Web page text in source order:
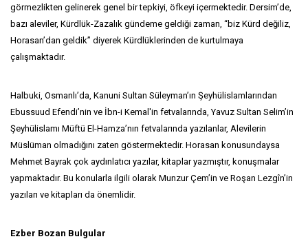
görmezlikten gelinerek genel bir tepkiyi, öfkeyi içermektedir. Dersim’de,
bazı aleviler, Kürdlük-Zazalık gündeme geldiği zaman, “biz Kürd değiliz,
Horasan’dan geldik” diyerek Kürdlüklerinden de kurtulmaya
çalışmaktadır.
Halbuki, Osmanlı’da, Kanuni Sultan Süleyman’ın Şeyhülislamlarından
Ebussuud Efendi’nin ve İbn-i Kemal'in fetvalarında, Yavuz Sultan Selim’in
Şeyhülislamı Müftü El-Hamza’nın fetvalarında yazılanlar, Alevilerin
Müslüman olmadığını zaten göstermektedir. Horasan konusundaysa
Mehmet Bayrak çok aydınlatıcı yazılar, kitaplar yazmıştır, konuşmalar
yapmaktadır. Bu konularla ilgili olarak Munzur Çem’in ve Roşan Lezgîn’in
yazıları ve kitapları da önemlidir.
Ezber Bozan Bulgular